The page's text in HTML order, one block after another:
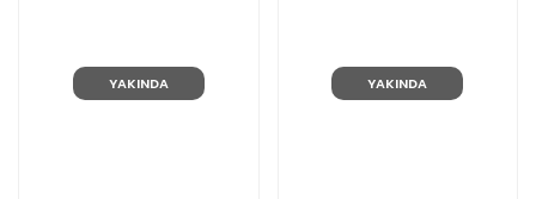
YAKINDA YAKINDA